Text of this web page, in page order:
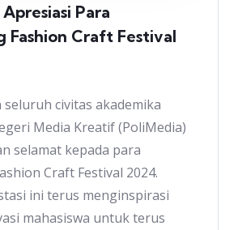
Para
Fashion Craft Festival
civitas akademika
Media Kreatif (PoliMedia)
selamat kepada para
Craft Festival 2024.
ini terus menginspirasi
mahasiswa untuk terus